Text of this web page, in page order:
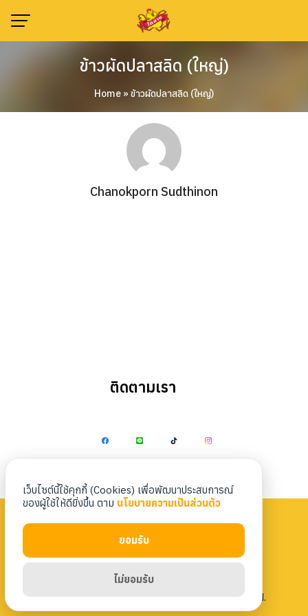
content
ข้าวผัดปลาสลิด (ใหญ่)
Home » ข้าวผัดปลาสลิด (ใหญ่)
Chanokporn Sudthinon
ติดตามเรา
Privacy Policy |Terms & Conditions
Copyright 2023 Nittaya Kaiyang. All rights reserved.
เว็บไซต์นี้ใช้คุกกี้ (Cookies) เพื่อพัฒนาประสบการณ์
ของผู้ใช้ให้ดียิ่งขึ้น ตาม นโยบายความเป็นส่วนตัว
ยอมรับ
ไม่ยอมรับ